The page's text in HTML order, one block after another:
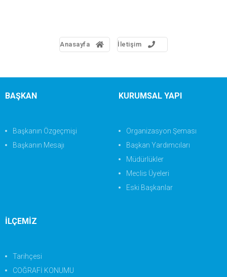
Anasayfa İletişim
BAŞKAN
Başkanın Özgeçmişi
Başkanın Mesajı
KURUMSAL YAPI
Organizasyon Şeması
Başkan Yardımcıları
Müdürlükler
Meclis Üyeleri
Eski Başkanlar
İLÇEMİZ
Tarihçesi
COĞRAFİ KONUMU